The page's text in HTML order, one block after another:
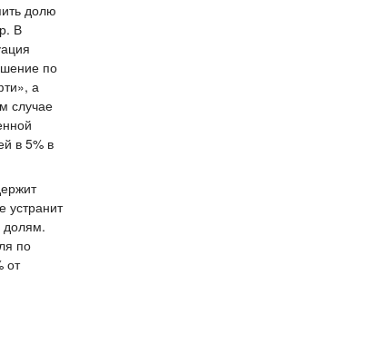
долю
В
по
а
случае
в 5% в
устранит
долям.
по
от